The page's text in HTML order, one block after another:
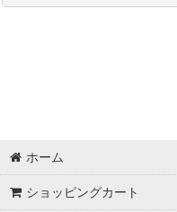
テロップ・ポン出しプレイヤ
収録(レコーダー)
ホーム
ショッピングカート